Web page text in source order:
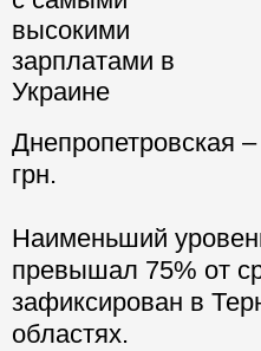
Днепропетровская
грн.
Наименьший
превышал 75% от
зафиксирован в
областях.